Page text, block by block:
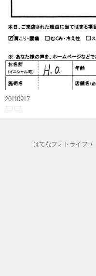
20110917
はてなフォトライフ /